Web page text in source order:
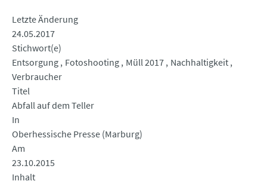
Letzte Änderung
24.05.2017
Stichwort(e)
Entsorgung Fotoshooting Müll 2017 Nachhaltigkeit
Verbraucher
Titel
Abfall auf dem Teller
In
Oberhessische Presse (Marburg)
Am
23.10.2015
Inhalt